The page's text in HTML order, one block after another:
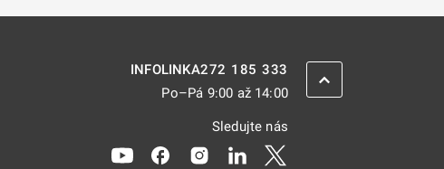
INFOLINKA272 185 333
Po–Pá 9:00 až 14:00
Sledujte nás
Odkaz se otevře na nové kartě
Odkaz se otevře na nové kartě
Odkaz se otevře na nové kartě
Odkaz se otevře na nové
ZPĚT NAHORU